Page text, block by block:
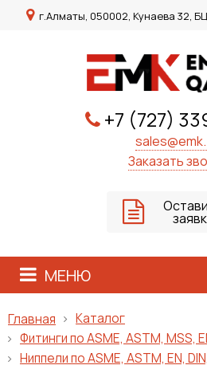
г.Алматы, 050002, Кунаева 32,
+7 (727)
Заказать
МЕНЮ
Главная
Каталог
Фитинги по ASME, ASTM, MSS,
Ниппели по ASME, ASTM, EN,